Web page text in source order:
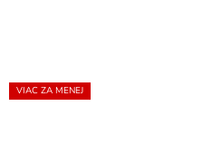
VIAC ZA MENEJ